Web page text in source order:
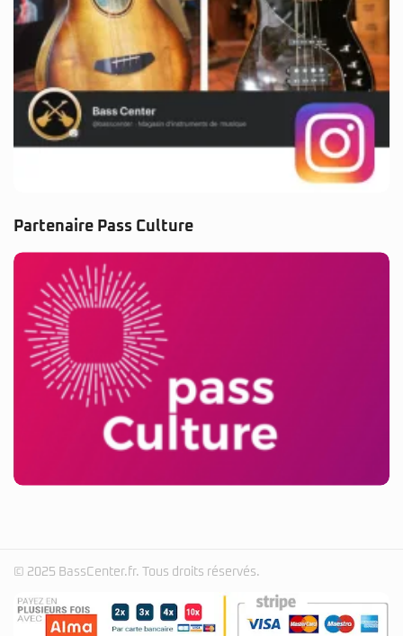
Partenaire Pass Culture
© 2025 BassCenter.fr. Tous droits réservés.